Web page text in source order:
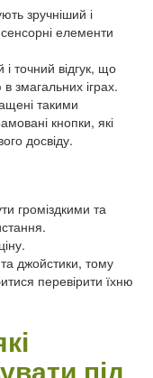
зручніший і
елементи
точний відгук, що
змагальних іграх.
такими
кнопки, які
досвіду.
громіздкими та
джойстики, тому
перевірити їхню